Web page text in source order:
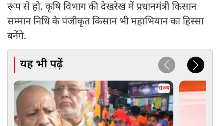
रूप से हो. कृषि विभाग की देखरेख में प्रधानमंत्री किसान
सम्मान निधि के पंजीकृत किसान भी महाभियान का हिस्सा
बनेंगे.
यह भी पढ़ें
राज्य